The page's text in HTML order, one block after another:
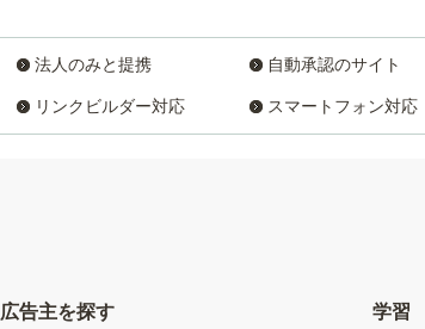
法人のみと提携 自動承認のサイト
リンクビルダー対応 スマートフォン対応
広告主を探す 学習